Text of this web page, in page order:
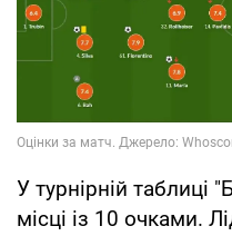
У турнірній таблиці
місці із 10 очками.